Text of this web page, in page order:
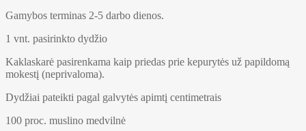
Gamybos terminas 2-5 darbo dienos.
1 vnt. pasirinkto dydžio
Kaklaskarė pasirenkama kaip priedas prie kepurytės už papildomą
mokestį (neprivaloma).
Dydžiai pateikti pagal galvytės apimtį centimetrais
100 proc. muslino medvilnė